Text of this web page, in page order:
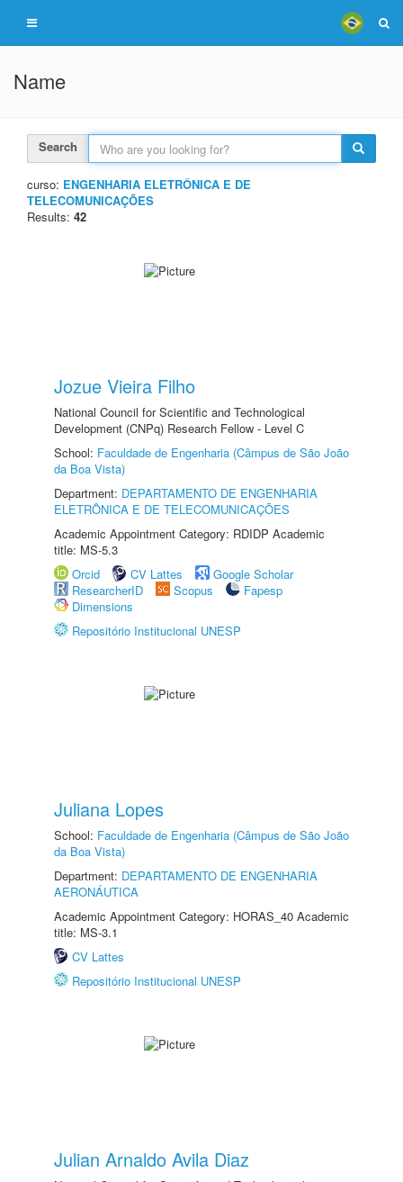
Name
Search
curso: ENGENHARIA ELETRÔNICA E DE
TELECOMUNICAÇÕES
Results: 42
Jozue Vieira Filho
National Council for Scientific and Technological
Development (CNPq) Research Fellow - Level C
School: Faculdade de Engenharia (Câmpus de São João
da Boa Vista)
Department: DEPARTAMENTO DE ENGENHARIA
ELETRÔNICA E DE TELECOMUNICAÇÕES
Academic Appointment Category: RDIDP Academic
title: MS-5.3
Orcid
CV Lattes
Google Scholar
ResearcherID
Scopus
Fapesp
Dimensions
Repositório Institucional UNESP
Juliana Lopes
School: Faculdade de Engenharia (Câmpus de São João
da Boa Vista)
Department: DEPARTAMENTO DE ENGENHARIA
AERONÁUTICA
Academic Appointment Category: HORAS_40 Academic
title: MS-3.1
CV Lattes
Repositório Institucional UNESP
Julian Arnaldo Avila Diaz